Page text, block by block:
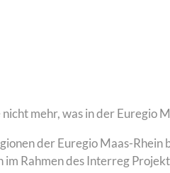
nicht mehr, was in der Euregio
der Euregio Maas-
im Rahmen des Interreg